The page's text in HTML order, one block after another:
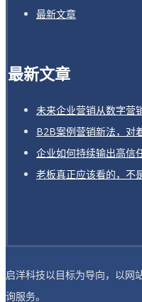
最新文章
最新文章
未来企业营销从数字营
B2B案例营销新法，对
企业如何持续输出高信
老板真正应该看的，不
启洋科技以目标为导向，以网
询服务。